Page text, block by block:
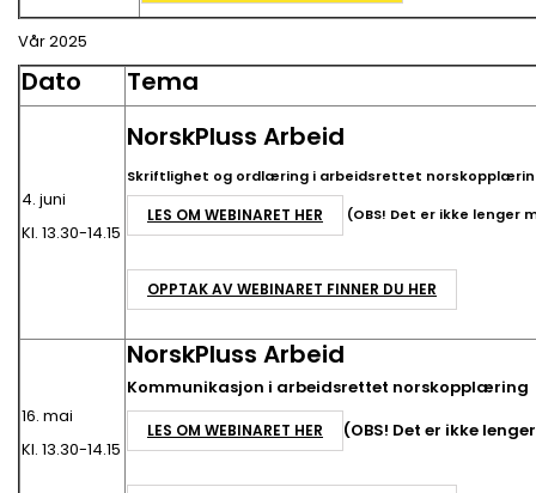
Vår 2025
Dato Tema
4. juni
Kl. 13.30-14.15
NorskPluss Arbeid
Skriftlighet og ordlæring i arbeidsrettet
LES OM WEBINARET HER (OBS! Det er ikke lenger
OPPTAK AV WEBINARET FINNER DU HER
16. mai
Kl. 13.30-14.15
NorskPluss Arbeid
Kommunikasjon i arbeidsrettet norskopplæring
LES OM WEBINARET HER (OBS! Det er ikke